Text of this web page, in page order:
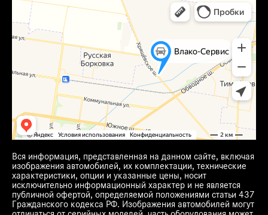
Вся информация, представленная на данном сайте, включая
изображения автомобилей, их комплектации, технические
характеристики, опции и указанные цены, носит
исключительно информационный характер и не является
публичной офертой, определяемой положениями статьи 437
Гражданского кодекса РФ. Изображения автомобилей могут